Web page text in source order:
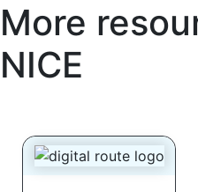
More
NICE